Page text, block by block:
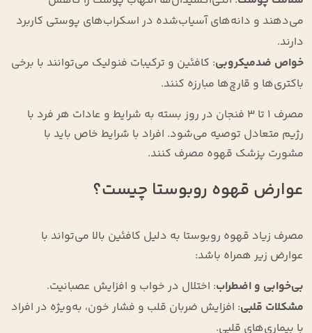
می‌دهند و دانه‌های آسیاب‌شده در اسکراب‌های پوستی کاربرد
دارند.
خواص ضدمیکروبی: کافئین و ترکیبات فنولیک می‌توانند با برخی
باکتری‌ها و قارچ‌ها مبارزه کنند.
مصرف ۱ تا ۳ فنجان در روز بسته به شرایط و عادات هر فرد با
رژیم متعادل توصیه می‌شود. افراد با شرایط خاص باید با
مشورت پزشک قهوه مصرف کنند.
عوارض قهوه روبوستا چیست؟
مصرف زیاد قهوه روبوستا به دلیل کافئین بالا می‌تواند با
عوارض زیر همراه باشد:
بی‌خوابی و اضطراب: اختلال در خواب و افزایش عصبانیت.
مشکلات قلبی: افزایش ضربان قلب و فشار خون، به‌ویژه در افراد
با بیماری‌های قلبی.